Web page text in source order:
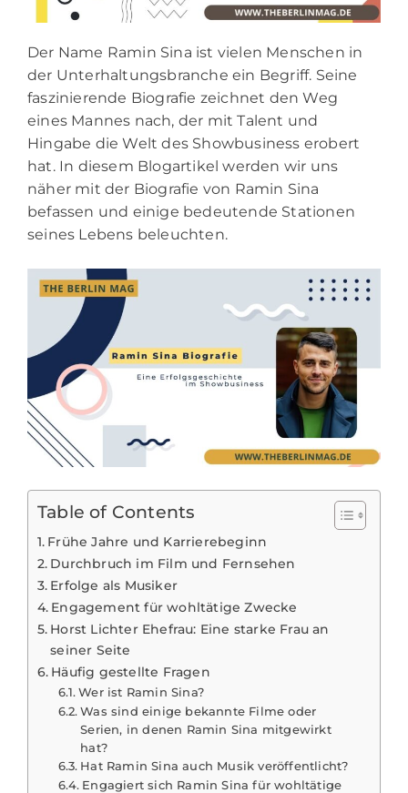
Der Name Ramin Sina ist vielen Menschen in
der Unterhaltungsbranche ein Begriff. Seine
faszinierende Biografie zeichnet den Weg
eines Mannes nach, der mit Talent und
Hingabe die Welt des Showbusiness erobert
hat. In diesem Blogartikel werden wir uns
näher mit der Biografie von Ramin Sina
befassen und einige bedeutende Stationen
seines Lebens beleuchten.
Table of Contents
Frühe Jahre und Karrierebeginn
Durchbruch im Film und Fernsehen
Erfolge als Musiker
Engagement für wohltätige Zwecke
Horst Lichter Ehefrau: Eine starke Frau an
seiner Seite
Häufig gestellte Fragen
Wer ist Ramin Sina?
Was sind einige bekannte Filme oder
Serien, in denen Ramin Sina mitgewirkt
hat?
Hat Ramin Sina auch Musik veröffentlicht?
Engagiert sich Ramin Sina für wohltätige